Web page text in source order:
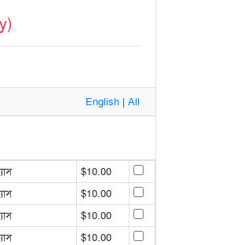
English | All
$10.00
$10.00
$10.00
$10.00